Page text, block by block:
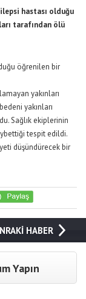
hastası olduğu
tarafından ölü
öğrenilen bir
yakınları
yakınları
Sağlık ekiplerinin
tespit edildi.
düşündürecek bir
HABER
Yapın